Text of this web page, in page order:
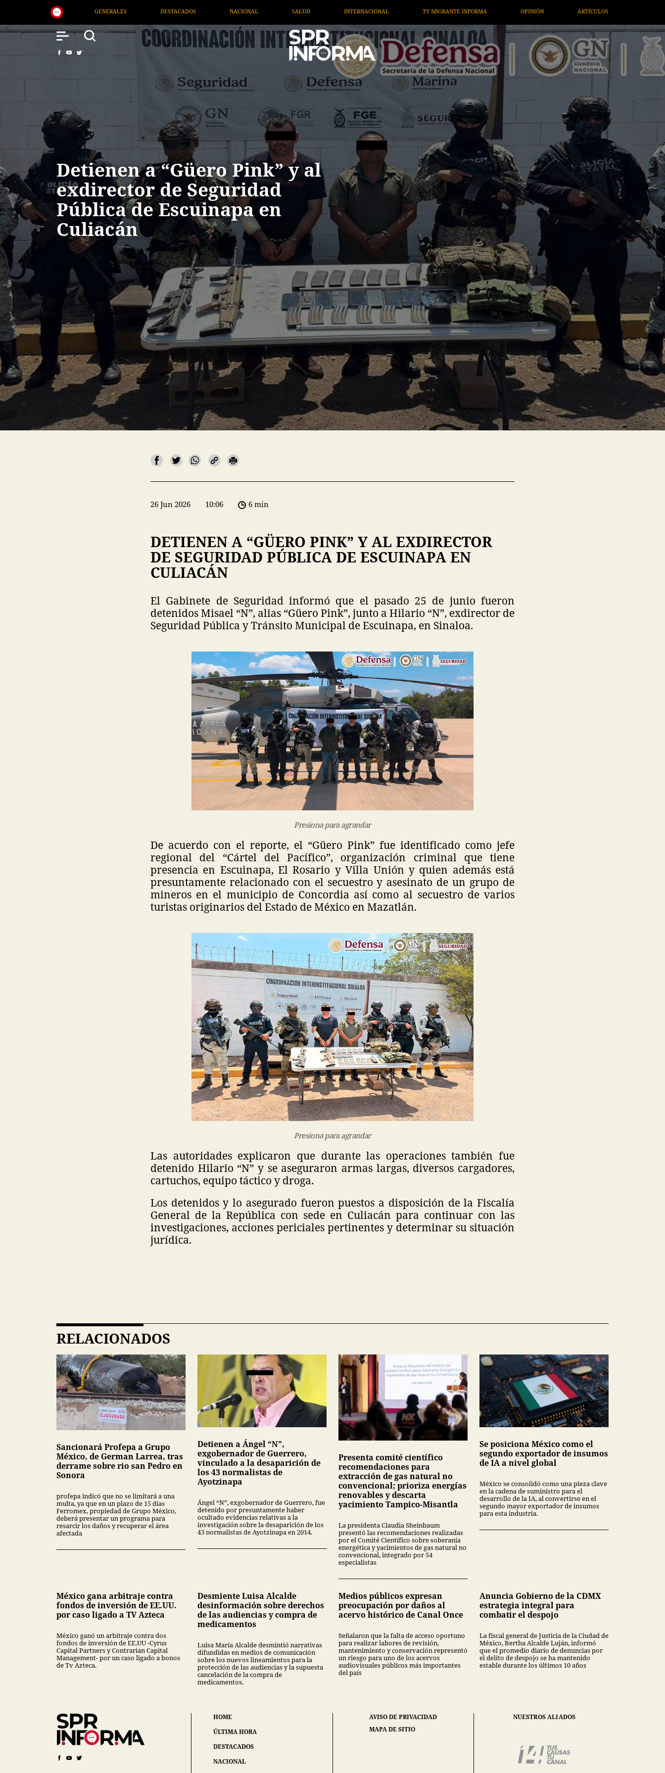
NACIONAL SALUD INTERNACIONAL TV MIGRANTE INFORMA OPINIÓN ARTÍCULOS ARTE / ENTRETENIMIENTO ECONOMÍA / NEGOCIOS
Detienen a “Güero Pink” y al
exdirector de Seguridad
Pública de Escuinapa en
Culiacán
26 Jun 2026 10:06 6 min
DETIENEN A “GÜERO PINK” Y AL EXDIRECTOR
DE SEGURIDAD PÚBLICA DE ESCUINAPA EN
CULIACÁN
El Gabinete de Seguridad informó que el pasado 25 de junio fueron
detenidos Misael “N”, alias “Güero Pink”, junto a Hilario “N”, exdirector de
Seguridad Pública y Tránsito Municipal de Escuinapa, en Sinaloa.
Presiona para agrandar
De acuerdo con el reporte, el “Güero Pink” fue identificado como jefe
regional del “Cártel del Pacífico”, organización criminal que tiene
presencia en Escuinapa, El Rosario y Villa Unión y quien además está
presuntamente relacionado con el secuestro y asesinato de un grupo de
mineros en el municipio de Concordia así como al secuestro de varios
turistas originarios del Estado de México en Mazatlán.
Presiona para agrandar
Las autoridades explicaron que durante las operaciones también fue
detenido Hilario “N” y se aseguraron armas largas, diversos cargadores,
cartuchos, equipo táctico y droga.
Los detenidos y lo asegurado fueron puestos a disposición de la Fiscalía
General de la República con sede en Culiacán para continuar con las
investigaciones, acciones periciales pertinentes y determinar su situación
jurídica.
RELACIONADOS
Sancionará Profepa a Grupo
México, de German Larrea, tras
derrame sobre rio san Pedro en
Sonora
profepa indicó que no se limitará a una
multa, ya que en un plazo de 15 días
Ferromex, propiedad de Grupo México,
deberá presentar un programa para
resarcir los daños y recuperar el área
afectada
Detienen a Ángel “N”,
exgobernador de Guerrero,
vinculado a la desaparición de
los 43 normalistas de
Ayotzinapa
Ángel “N”, exgobernador de Guerrero, fue
detenido por presuntamente haber
ocultado evidencias relativas a la
investigación sobre la desaparición de los
43 normalistas de Ayotzinapa en 2014.
Presenta comité científico
recomendaciones para
extracción de gas natural no
convencional; prioriza energías
renovables y descarta
yacimiento Tampico-Misantla
La presidenta Claudia Sheinbaum
presentó las recomendaciones realizadas
por el Comité Científico sobre soberanía
energética y yacimientos de gas natural no
convencional, integrado por 54
especialistas
Se posiciona México como el
segundo exportador de insumos
de IA a nivel global
México se consolidó como una pieza clave
en la cadena de suministro para el
desarrollo de la IA, al convertirse en el
segundo mayor exportador de insumos
para esta industria.
México gana arbitraje contra
fondos de inversión de EE.UU.
por caso ligado a TV Azteca
México ganó un arbitraje contra dos
fondos de inversión de EE.UU -Cyrus
Capital Partners y Contrarian Capital
Management- por un caso ligado a bonos
de Tv Azteca.
Desmiente Luisa Alcalde
desinformación sobre derechos
de las audiencias y compra de
medicamentos
Luisa María Alcalde desmintió narrativas
difundidas en medios de comunicación
sobre los nuevos lineamientos para la
protección de las audiencias y la supuesta
cancelación de la compra de
medicamentos.
Medios públicos expresan
preocupación por daños al
acervo histórico de Canal Once
Señalaron que la falta de acceso oportuno
para realizar labores de revisión,
mantenimiento y conservación representó
un riesgo para uno de los acervos
audiovisuales públicos más importantes
del país
Anuncia Gobierno de la CDMX
estrategia integral para
combatir el despojo
La fiscal general de Justicia de la Ciudad de
México, Bertha Alcalde Luján, informó
que el promedio diario de denuncias por
el delito de despojo se ha mantenido
estable durante los últimos 10 años
HOME
ÚLTIMA HORA
DESTACADOS
NACIONAL
AVISO DE PRIVACIDAD
MAPA DE SITIO
NUESTROS ALIADOS